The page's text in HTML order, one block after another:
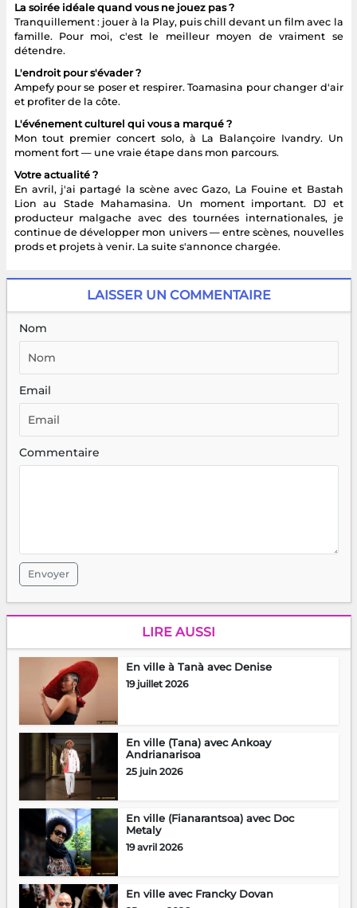
La soirée idéale quand vous ne jouez pas ?
Tranquillement : jouer à la Play, puis chill devant un film avec la
famille. Pour moi, c'est le meilleur moyen de vraiment se
détendre.
L'endroit pour s'évader ?
Ampefy pour se poser et respirer. Toamasina pour changer d'air
et profiter de la côte.
L'événement culturel qui vous a marqué ?
Mon tout premier concert solo, à La Balançoire Ivandry. Un
moment fort — une vraie étape dans mon parcours.
Votre actualité ?
En avril, j'ai partagé la scène avec Gazo, La Fouine et Bastah
Lion au Stade Mahamasina. Un moment important. DJ et
producteur malgache avec des tournées internationales, je
continue de développer mon univers — entre scènes, nouvelles
prods et projets à venir. La suite s'annonce chargée.
LAISSER UN COMMENTAIRE
Nom
Email
Commentaire
Envoyer
LIRE AUSSI
En ville à Tanà avec Denise
19 juillet 2026
En ville (Tana) avec Ankoay
Andrianarisoa
25 juin 2026
En ville (Fianarantsoa) avec Doc
Metaly
19 avril 2026
En ville avec Francky Dovan